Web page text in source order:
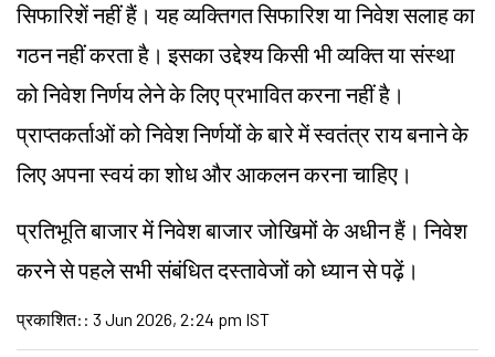
सिफारिशें नहीं हैं। यह व्यक्तिगत सिफारिश या निवेश सलाह का
गठन नहीं करता है। इसका उद्देश्य किसी भी व्यक्ति या संस्था
को निवेश निर्णय लेने के लिए प्रभावित करना नहीं है।
प्राप्तकर्ताओं को निवेश निर्णयों के बारे में स्वतंत्र राय बनाने के
लिए अपना स्वयं का शोध और आकलन करना चाहिए।
प्रतिभूति बाजार में निवेश बाजार जोखिमों के अधीन हैं। निवेश
करने से पहले सभी संबंधित दस्तावेजों को ध्यान से पढ़ें।
प्रकाशित: : 3 Jun 2026, 2:24 pm IST